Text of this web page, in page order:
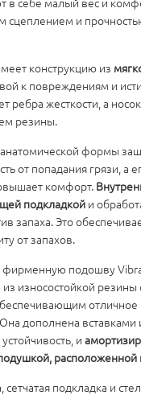
в себе малый вес и
сцеплением и
конструкцию из
к повреждениям и
ребра жесткости, а
резины.
формы
от попадания грязи, а
комфорт.
подкладкой и
запаха. Это
от запахов.
подошву
из износостойкой
отличное
дополнена вставками
и
расположенной
подкладка и